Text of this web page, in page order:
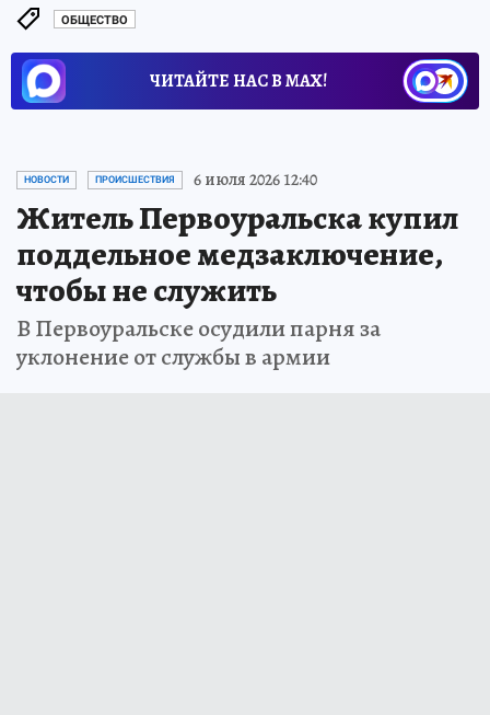
ОБЩЕСТВО
ЧИТАЙТЕ НАС В МАХ!
НОВОСТИ ПРОИСШЕСТВИЯ 6 июля 2026 12:40
Житель Первоуральска купил
поддельное медзаключение,
чтобы не служить
В Первоуральске осудили парня за
уклонение от службы в армии